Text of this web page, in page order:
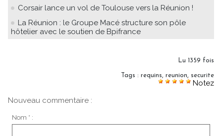
Corsair lance un vol de Toulouse vers la Réunion !
La Réunion : le Groupe Macé structure son pôle
hôtelier avec le soutien de Bpifrance
Lu 1359 fois
Tags : requins reunion securite
Notez
Nouveau commentaire :
Nom * :